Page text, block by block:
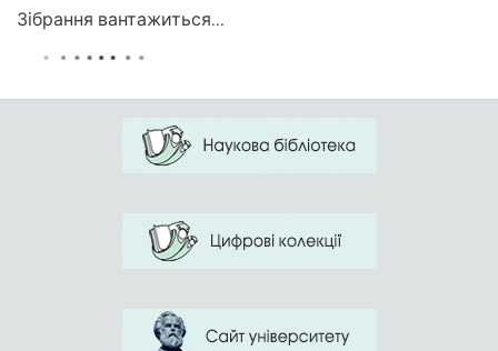
Зібрання вантажиться...